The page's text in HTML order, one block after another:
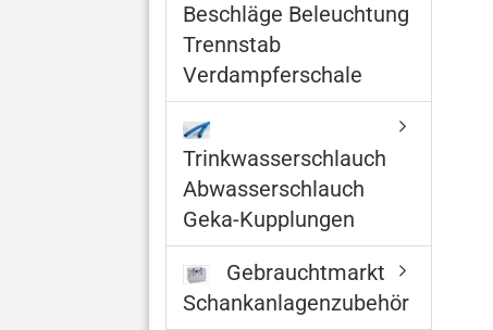
Beschläge Beleuchtung
Trennstab
Verdampferschale
Trinkwasserschlauch
Abwasserschlauch
Geka-Kupplungen
Gebrauchtmarkt
Schankanlagenzubehör